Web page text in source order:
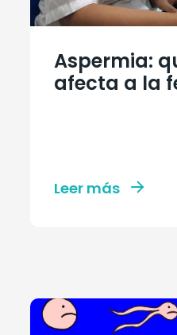
Aspermia:
afecta a la
Leer más